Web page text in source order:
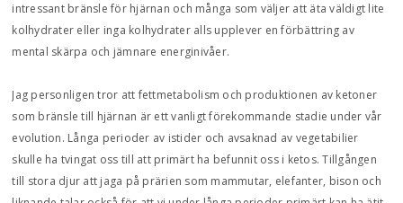
intressant bränsle för hjärnan och många som väljer att äta väldigt lite
kolhydrater eller inga kolhydrater alls upplever en förbättring av
mental skärpa och jämnare energinivåer.
Jag personligen tror att fettmetabolism och produktionen av ketoner
som bränsle till hjärnan är ett vanligt förekommande stadie under vår
evolution. Långa perioder av istider och avsaknad av vegetabilier
skulle ha tvingat oss till att primärt ha befunnit oss i ketos. Tillgången
till stora djur att jaga på prärien som mammutar, elefanter, bison och